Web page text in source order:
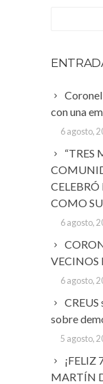
con una
6 agosto,
“TRES
COMO
6 agosto,
VECINOS
6 agosto,
CREUS
sobre
5 agosto,
¡FELIZ
MARTÍN